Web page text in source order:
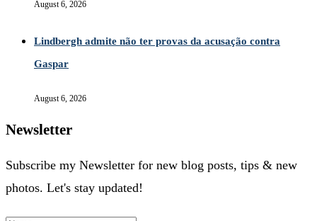
August 6, 2026
Lindbergh admite não ter provas da acusação contra
Gaspar
August 6, 2026
Newsletter
Subscribe my Newsletter for new blog posts, tips & new
photos. Let's stay updated!